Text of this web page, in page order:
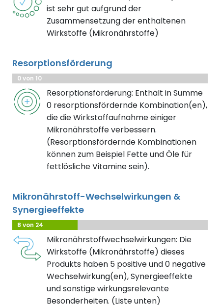
ist sehr gut aufgrund der
Zusammensetzung der enthaltenen
Wirkstoffe (Mikronährstoffe)
Resorptionsförderung
0 von 10
Resorptionsförderung: Enthält in Summe
0 resorptionsfördernde Kombination(en),
die die Wirkstoffaufnahme einiger
Mikronährstoffe verbessern.
(Resorptionsfördernde Kombinationen
können zum Beispiel Fette und Öle für
fettlösliche Vitamine sein).
Mikronährstoff-Wechselwirkungen &
Synergieeffekte
8 von 24
Mikronährstoffwechselwirkungen: Die
Wirkstoffe (Mikronährstoffe) dieses
Produkts haben 5 positive und 0 negative
Wechselwirkung(en), Synergieeffekte
und sonstige wirkungsrelevante
Besonderheiten. (Liste unten)